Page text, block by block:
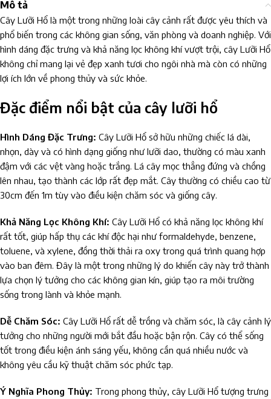
Mô tả
Cây Lưỡi Hổ là một trong những loài cây cảnh rất được yêu thích và
phổ biến trong các không gian sống, văn phòng và doanh nghiệp. Với
hình dáng đặc trưng và khả năng lọc không khí vượt trội, cây Lưỡi Hổ
không chỉ mang lại vẻ đẹp xanh tươi cho ngôi nhà mà còn có những
lợi ích lớn về phong thủy và sức khỏe.
Đặc điểm nổi bật của cây lưỡi hổ
Hình Dáng Đặc Trưng: Cây Lưỡi Hổ sở hữu những chiếc lá dài,
nhọn, dày và có hình dạng giống như lưỡi dao, thường có màu xanh
đậm với các vệt vàng hoặc trắng. Lá cây mọc thẳng đứng và chồng
lên nhau, tạo thành các lớp rất đẹp mắt. Cây thường có chiều cao từ
30cm đến 1m tùy vào điều kiện chăm sóc và giống cây.
Khả Năng Lọc Không Khí: Cây Lưỡi Hổ có khả năng lọc không khí
rất tốt, giúp hấp thụ các khí độc hại như formaldehyde, benzene,
toluene, và xylene, đồng thời thải ra oxy trong quá trình quang hợp
vào ban đêm. Đây là một trong những lý do khiến cây này trở thành
lựa chọn lý tưởng cho các không gian kín, giúp tạo ra môi trường
sống trong lành và khỏe mạnh.
Dễ Chăm Sóc: Cây Lưỡi Hổ rất dễ trồng và chăm sóc, là cây cảnh lý
tưởng cho những người mới bắt đầu hoặc bận rộn. Cây có thể sống
tốt trong điều kiện ánh sáng yếu, không cần quá nhiều nước và
không yêu cầu kỹ thuật chăm sóc phức tạp.
Ý Nghĩa Phong Thủy: Trong phong thủy, cây Lưỡi Hổ tượng trưng